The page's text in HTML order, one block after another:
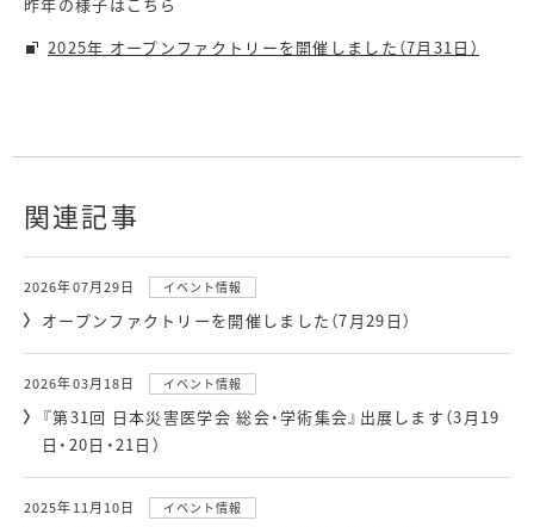
2025年 オープンファクトリーを開催しました（7月31日）
関連記事
2026年07月29日 イベント情報
オープンファクトリーを開催しました（7月29日）
2026年03月18日 イベント情報
『第31回 日本災害医学会 総会・学術集会』出展します（3月19
日・20日・21日）
2025年11月10日 イベント情報